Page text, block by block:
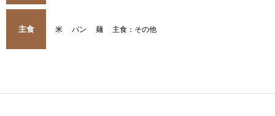
主食 米 パン 麺 主食：その他